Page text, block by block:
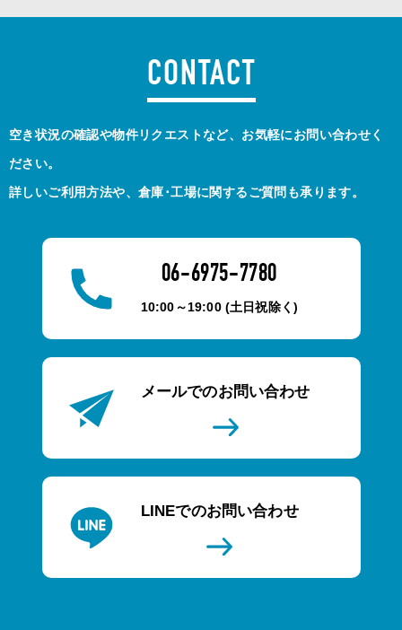
CONTACT
空き状況の確認や物件リクエストなど、お気軽にお問い合わせく
ださい。
詳しいご利用方法や、倉庫･工場に関するご質問も承ります。
06-6975-7780
10:00～19:00 (土日祝除く)
メールでのお問い合わせ
LINEでのお問い合わせ